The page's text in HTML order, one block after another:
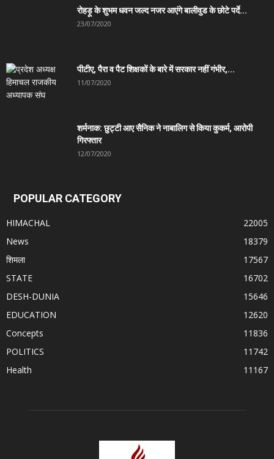
रोहड़ू के शुभम धवन जल्द नजर आएंगे बालीवुड के छोटे पर्दे...
23/07/2020
पीटीए, पैरा व पैट शिक्षकों के बारे में सरकार नहीं गंभीर,...
11/07/2020
शर्मनाक: छुट्टी आए सैनिक ने नाबालिग से किया कुकर्म, आरोपी
गिरफ्तार
12/07/2020
POPULAR CATEGORY
HIMACHAL
22005
News
18379
शिमला
17567
STATE
16702
DESH-DUNIA
15646
EDUCATION
12620
Concepts
11836
POLITICS
11742
Health
11167